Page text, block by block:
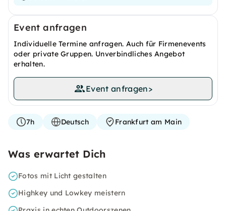
Event anfragen
Individuelle Termine anfragen. Auch für Firmenevents
oder private Gruppen. Unverbindliches Angebot
erhalten.
Event anfragen>
7h Deutsch Frankfurt am Main
Was erwartet Dich
Fotos mit Licht gestalten
Highkey und Lowkey meistern